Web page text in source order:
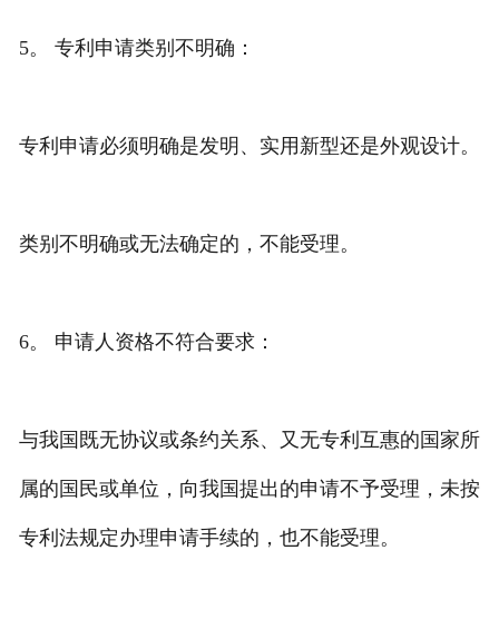
5。 专利申请类别不明确：
专利申请必须明确是发明、实用新型还是外观设计。
类别不明确或无法确定的，不能受理。
6。 申请人资格不符合要求：
与我国既无协议或条约关系、又无专利互惠的国家所
属的国民或单位，向我国提出的申请不予受理，未按
专利法规定办理申请手续的，也不能受理。